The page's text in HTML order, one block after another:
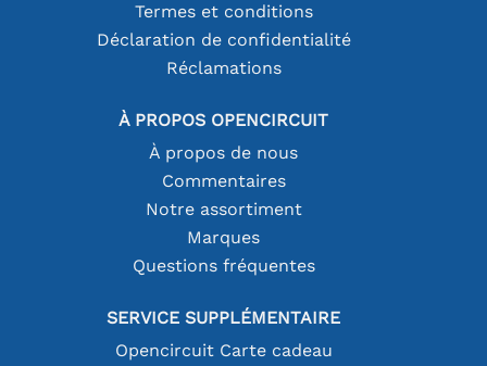
Termes et conditions
Déclaration de confidentialité
Réclamations
À PROPOS OPENCIRCUIT
À propos de nous
Commentaires
Notre assortiment
Marques
Questions fréquentes
SERVICE SUPPLÉMENTAIRE
Opencircuit Carte cadeau